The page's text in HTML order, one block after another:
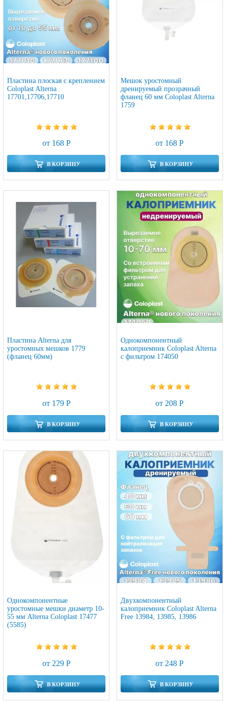
Пластина плоская с креплением
Coloplast Alterna
17701,17706,17710
от 168 Р
В КОРЗИНУ
Мешок уростомный
дренируемый прозрачный
фланец 60 мм Coloplast Alterna
1759
от 168 Р
В КОРЗИНУ
Пластина Alterna для
уростомных мешков 1779
(фланец 60мм)
от 179 Р
В КОРЗИНУ
Однокомпонентный
калоприемник Coloplast Alterna
с фильтром 174050
от 208 Р
В КОРЗИНУ
Однокомпонентные
уростомные мешки диаметр 10-
55 мм Alterna Coloplast 17477
(5585)
от 229 Р
В КОРЗИНУ
Двухкомпонентный
калоприемник Coloplast Alterna
Free 13984, 13985, 13986
от 248 Р
В КОРЗИНУ